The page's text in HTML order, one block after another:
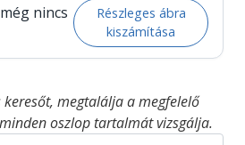
még nincs
Részleges ábra
kiszámítása
megtalálja a megfelelő
oszlop tartalmát vizsgálja.